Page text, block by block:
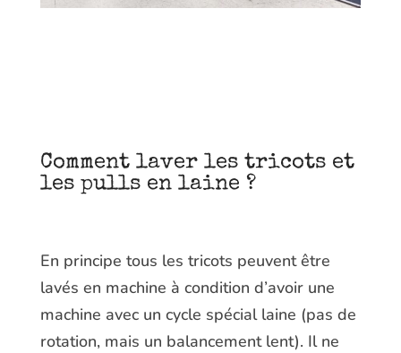
Comment laver les tricots et
les pulls en laine ?
En principe tous les tricots peuvent être
lavés en machine à condition d’avoir une
machine avec un cycle spécial laine (pas de
rotation, mais un balancement lent). Il ne